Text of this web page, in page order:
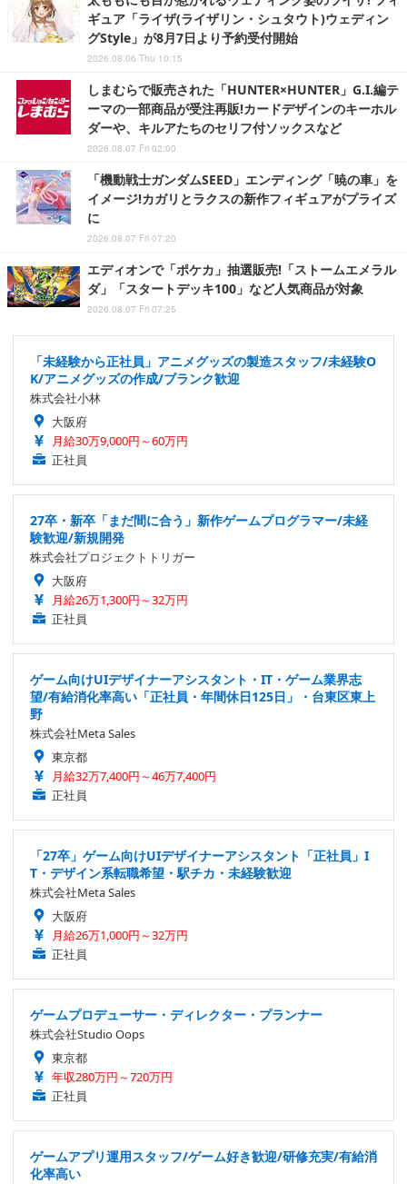
ギュア「ライザ(ライザリン・シュタウト)ウェディン
グStyle」が8月7日より予約受付開始
2026.08.06 Thu 10:15
しまむらで販売された「HUNTER×HUNTER」G.I.編テ
ーマの一部商品が受注再販!カードデザインのキーホル
ダーや、キルアたちのセリフ付ソックスなど
2026.08.07 Fri 02:00
「機動戦士ガンダムSEED」エンディング「暁の車」を
イメージ!カガリとラクスの新作フィギュアがプライズ
に
2026.08.07 Fri 07:20
エディオンで「ポケカ」抽選販売!「ストームエメラル
ダ」「スタートデッキ100」など人気商品が対象
2026.08.07 Fri 07:25
「未経験から正社員」アニメグッズの製造スタッフ/未経験O
K/アニメグッズの作成/ブランク歓迎
株式会社小林
大阪府
月給30万9,000円～60万円
正社員
27卒・新卒「まだ間に合う」新作ゲームプログラマー/未経
験歓迎/新規開発
株式会社プロジェクトトリガー
大阪府
月給26万1,300円～32万円
正社員
ゲーム向けUIデザイナーアシスタント・IT・ゲーム業界志
望/有給消化率高い「正社員・年間休日125日」・台東区東上
野
株式会社Meta Sales
東京都
月給32万7,400円～46万7,400円
正社員
「27卒」ゲーム向けUIデザイナーアシスタント「正社員」I
T・デザイン系転職希望・駅チカ・未経験歓迎
株式会社Meta Sales
大阪府
月給26万1,000円～32万円
正社員
ゲームプロデューサー・ディレクター・プランナー
株式会社Studio Oops
東京都
年収280万円～720万円
正社員
ゲームアプリ運用スタッフ/ゲーム好き歓迎/研修充実/有給消
化率高い